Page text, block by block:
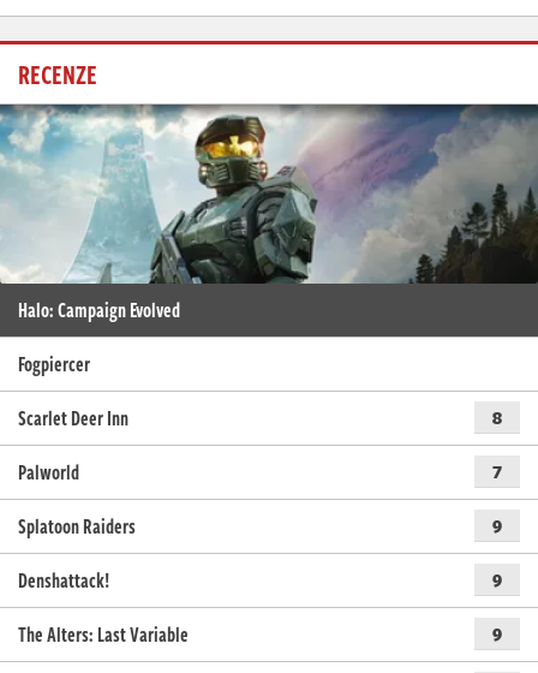
RECENZE
Halo: Campaign Evolved
Fogpiercer
Scarlet Deer Inn
8
Palworld 7
Splatoon Raiders 9
Denshattack! 9
The Alters: Last Variable 9